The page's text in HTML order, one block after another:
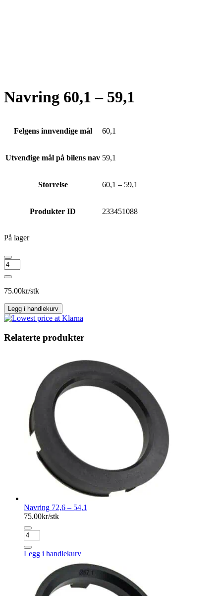
Navring 60,1 – 59,1
Felgens innvendige mål 60,1
Utvendige mål på bilens nav 59,1
Storrelse 60,1 – 59,1
Produkter ID 233451088
På lager
Navring
60,1
-
59,1
75.00kr/stk
Legg i handlekurv
Relaterte produkter
Navring 72,6 – 54,1
75.00kr/stk
Navring
72,6
-
54,1
Legg i handlekurv